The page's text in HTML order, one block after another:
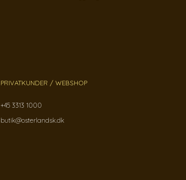
PRIVATKUNDER / WEBSHOP
+45 3313 1000
butik@osterlandsk.dk